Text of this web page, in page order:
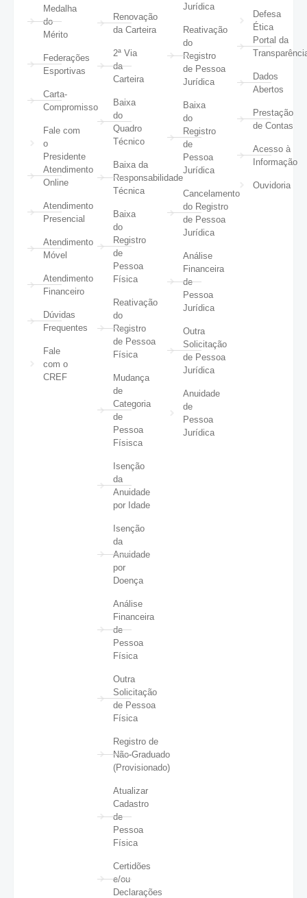
Medalha
do
Mérito
Federações
Esportivas
Carta-
Compromisso
Fale com
o
Presidente
Atendimento
Online
Atendimento
Presencial
Atendimento
Móvel
Atendimento
Financeiro
Dúvidas
Frequentes
Fale
com o
CREF
Renovação
da Carteira
2ª Via
da
Carteira
Baixa
do
Quadro
Técnico
Baixa da
Responsabilidade
Técnica
Baixa
do
Registro
de
Pessoa
Física
Reativação
do
Registro
de Pessoa
Física
Mudança
de
Categoria
de
Pessoa
Físisca
Isenção
da
Anuidade
por Idade
Isenção
da
Anuidade
por
Doença
Análise
Financeira
de
Pessoa
Física
Outra
Solicitação
de Pessoa
Física
Registro de
Não-Graduado
(Provisionado)
Atualizar
Cadastro
de
Pessoa
Física
Certidões
e/ou
Declarações
Jurídica
Reativação
do
Registro
de Pessoa
Jurídica
Baixa
do
Registro
de
Pessoa
Jurídica
Cancelamento
do Registro
de Pessoa
Jurídica
Análise
Financeira
de
Pessoa
Jurídica
Outra
Solicitação
de Pessoa
Jurídica
Anuidade
de
Pessoa
Jurídica
Defesa
Ética
Portal da
Dados
Abertos
Prestação
de Contas
Acesso à
Informação
Ouvidoria